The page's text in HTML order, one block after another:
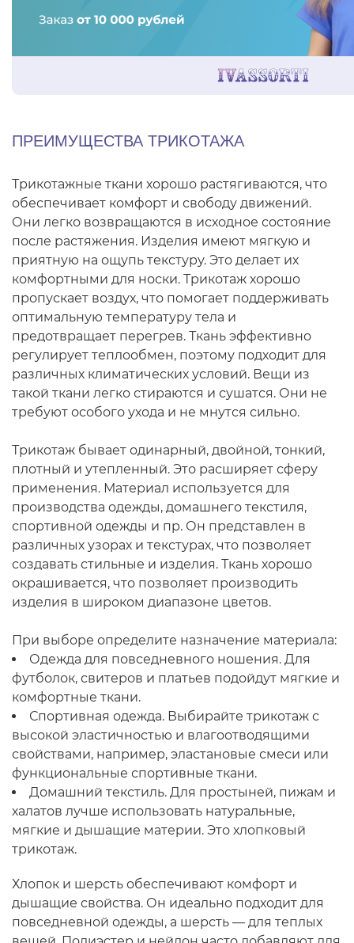
ПРЕИМУЩЕСТВА ТРИКОТАЖА
Трикотажные ткани хорошо растягиваются, что
обеспечивает комфорт и свободу движений.
Они легко возвращаются в исходное состояние
после растяжения. Изделия имеют мягкую и
приятную на ощупь текстуру. Это делает их
комфортными для носки. Трикотаж хорошо
пропускает воздух, что помогает поддерживать
оптимальную температуру тела и
предотвращает перегрев. Ткань эффективно
регулирует теплообмен, поэтому подходит для
различных климатических условий. Вещи из
такой ткани легко стираются и сушатся. Они не
требуют особого ухода и не мнутся сильно.
Трикотаж бывает одинарный, двойной, тонкий,
плотный и утепленный. Это расширяет сферу
применения. Материал используется для
производства одежды, домашнего текстиля,
спортивной одежды и пр. Он представлен в
различных узорах и текстурах, что позволяет
создавать стильные и изделия. Ткань хорошо
окрашивается, что позволяет производить
изделия в широком диапазоне цветов.
При выборе определите назначение материала:
Одежда для повседневного ношения. Для
футболок, свитеров и платьев подойдут мягкие и
комфортные ткани.
Спортивная одежда. Выбирайте трикотаж с
высокой эластичностью и влагоотводящими
свойствами, например, эластановые смеси или
функциональные спортивные ткани.
Домашний текстиль. Для простыней, пижам и
халатов лучше использовать натуральные,
мягкие и дышащие материи. Это хлопковый
трикотаж.
Хлопок и шерсть обеспечивают комфорт и
дышащие свойства. Он идеально подходит для
повседневной одежды, а шерсть — для теплых